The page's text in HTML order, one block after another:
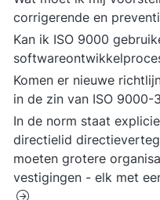
corrigerende en
Kan ik ISO 9000
Komen er nieuwe
in de zin van ISO 9000-
In de norm staat
directielid
moeten grotere
vestigingen - elk met